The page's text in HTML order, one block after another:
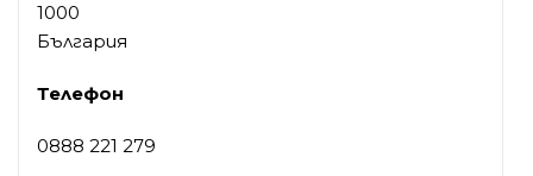
1000
България
Телефон
0888 221 279